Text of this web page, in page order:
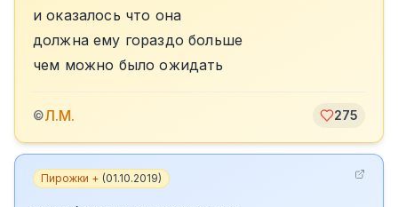
и оказалось что она
должна ему гораздо больше
чем можно было ожидать
©Л.М. 275
Пирожки + (01.10.2019)